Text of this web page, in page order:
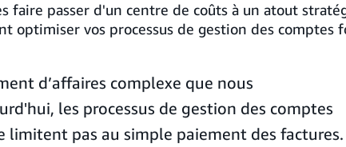
passer d'un centre de coûts à un atout
optimiser vos processus de gestion des comptes
d’affaires complexe que nous
les processus de gestion des comptes
limitent pas au simple paiement des factures.